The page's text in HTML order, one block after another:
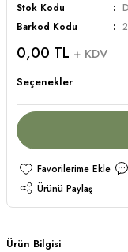
Stok Kodu
Barkod Kodu
0,00 TL + KDV
Seçenekler
Ürünü Paylaş
Ürün Bilgisi